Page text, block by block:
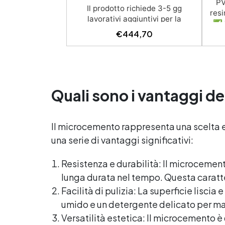
Il prodotto richiede 3-5 gg
lavorativi aggiuntivi per la
consegna Kit competo, con
Video istruzioni: kit include primer
all'usura: il sistema poliaspartico
SPARTA offre una protezione
chimici e carichi pesanti, ideale
per ambienti ad alto traffico.​
Applicazione rapida e semplice: la
veloce consente di completare
l'intero processo in un solo giorno,
anche per utenti non
professionisti.​ Finitura estetica
personalizzabile: inclusi paillettes
decorativi per creare pavimenti
€444,70
✅
Quali sono i vantaggi
Il microcemento rappresenta una
una serie di vantaggi significativi:
Resistenza e durabilità: Il
lunga durata nel tempo. Questa
Facilità di pulizia: La superficie liscia
umido e un detergente delicato per
Versatilità estetica: Il microcemento